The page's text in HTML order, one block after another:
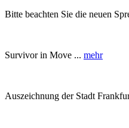
Bitte beachten Sie die neuen
Survivor in Move ... mehr
Auszeichnung der Stadt